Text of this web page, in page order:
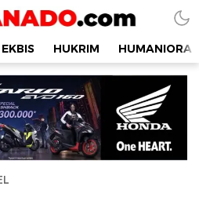
EKBIS HUKRIM HUMANIORA